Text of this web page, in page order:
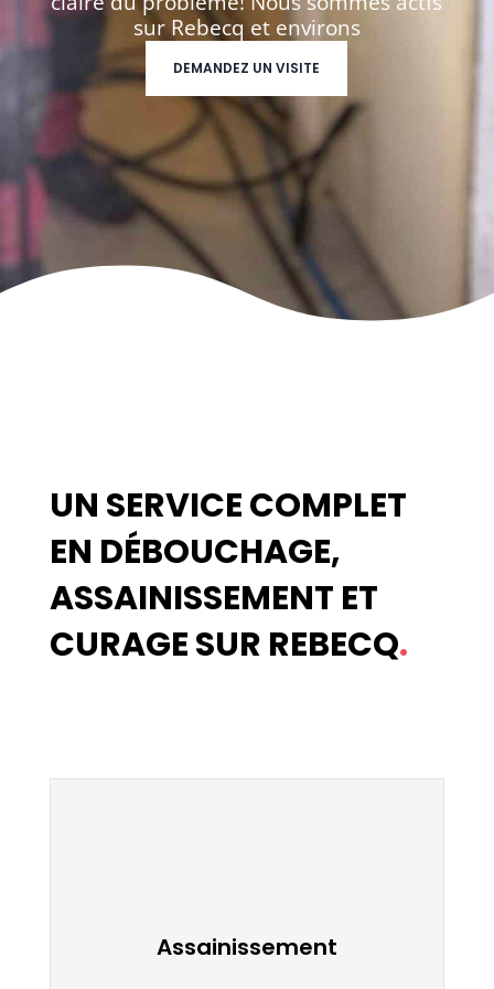
sur Rebecq et environs
DEMANDEZ UN VISITE
UN SERVICE COMPLET
EN DÉBOUCHAGE,
ASSAINISSEMENT ET
CURAGE SUR REBECQ.
Assainissement
Alfa Services TS va assainir vos cuves, puits ou